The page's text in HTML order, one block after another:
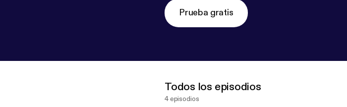
Prueba gratis
Todos los episodios
4 episodios